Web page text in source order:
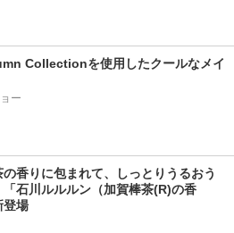
Collectionを使用したクールなメイ
ー
香りに包まれて、しっとりうるおう
「石川ルルルン（加賀棒茶(R)の香
登場